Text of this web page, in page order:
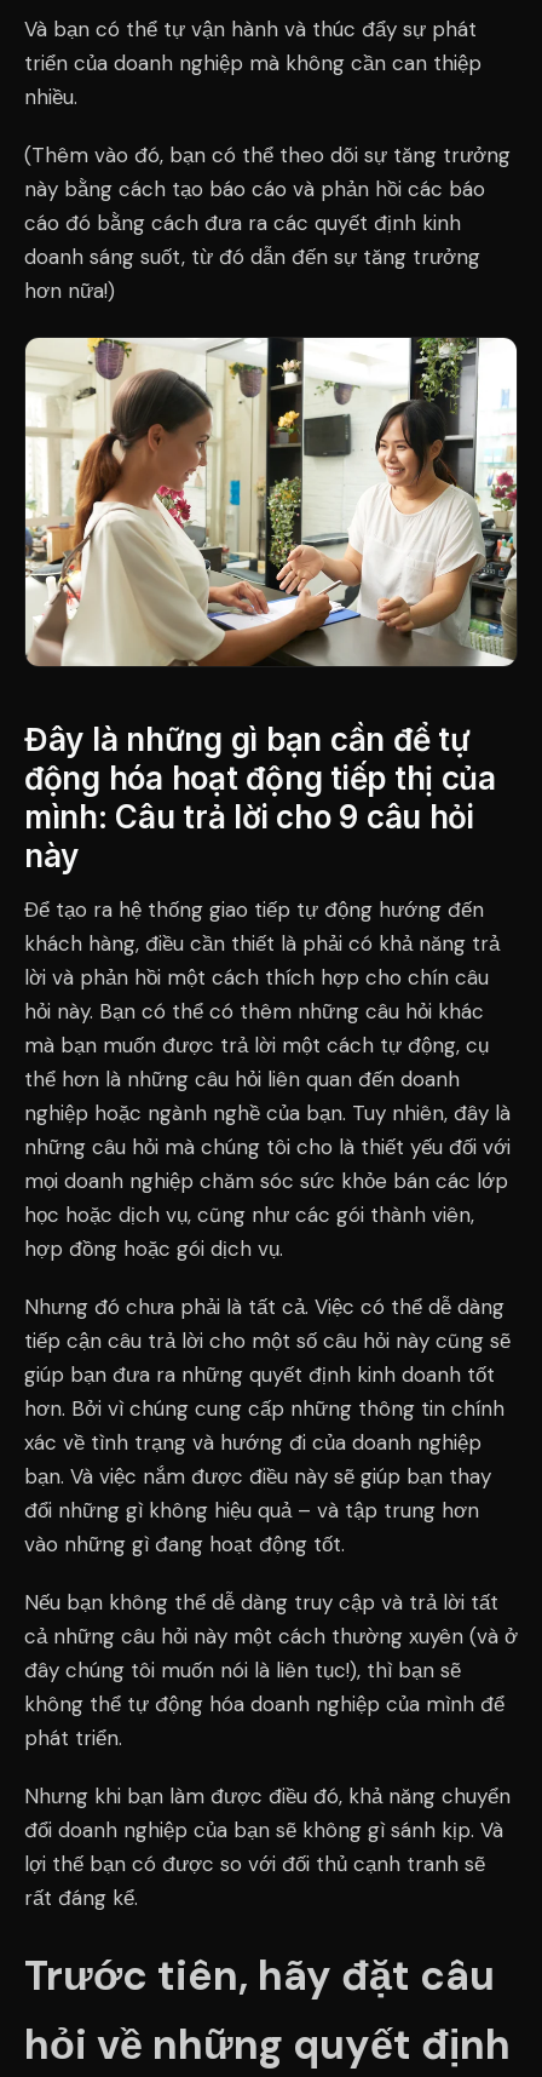
Và bạn có thể tự vận hành và thúc đẩy sự phát
triển của doanh nghiệp mà không cần can thiệp
nhiều.
(Thêm vào đó, bạn có thể theo dõi sự tăng trưởng
này bằng cách tạo báo cáo và phản hồi các báo
cáo đó bằng cách đưa ra các quyết định kinh
doanh sáng suốt, từ đó dẫn đến sự tăng trưởng
hơn nữa!)
Đây là những gì bạn cần để tự
động hóa hoạt động tiếp thị của
mình: Câu trả lời cho 9 câu hỏi
này
Để tạo ra hệ thống giao tiếp tự động hướng đến
khách hàng, điều cần thiết là phải có khả năng trả
lời và phản hồi một cách thích hợp cho chín câu
hỏi này. Bạn có thể có thêm những câu hỏi khác
mà bạn muốn được trả lời một cách tự động, cụ
thể hơn là những câu hỏi liên quan đến doanh
nghiệp hoặc ngành nghề của bạn. Tuy nhiên, đây là
những câu hỏi mà chúng tôi cho là thiết yếu đối với
mọi doanh nghiệp chăm sóc sức khỏe bán các lớp
học hoặc dịch vụ, cũng như các gói thành viên,
hợp đồng hoặc gói dịch vụ.
Nhưng đó chưa phải là tất cả. Việc có thể dễ dàng
tiếp cận câu trả lời cho một số câu hỏi này cũng sẽ
giúp bạn đưa ra những quyết định kinh doanh tốt
hơn. Bởi vì chúng cung cấp những thông tin chính
xác về tình trạng và hướng đi của doanh nghiệp
bạn. Và việc nắm được điều này sẽ giúp bạn thay
đổi những gì không hiệu quả – và tập trung hơn
vào những gì đang hoạt động tốt.
Nếu bạn không thể dễ dàng truy cập và trả lời tất
cả những câu hỏi này một cách thường xuyên (và ở
đây chúng tôi muốn nói là liên tục!), thì bạn sẽ
không thể tự động hóa doanh nghiệp của mình để
phát triển.
Nhưng khi bạn làm được điều đó, khả năng chuyển
đổi doanh nghiệp của bạn sẽ không gì sánh kịp. Và
lợi thế bạn có được so với đối thủ cạnh tranh sẽ
rất đáng kể.
Trước tiên, hãy đặt câu
hỏi về những quyết định